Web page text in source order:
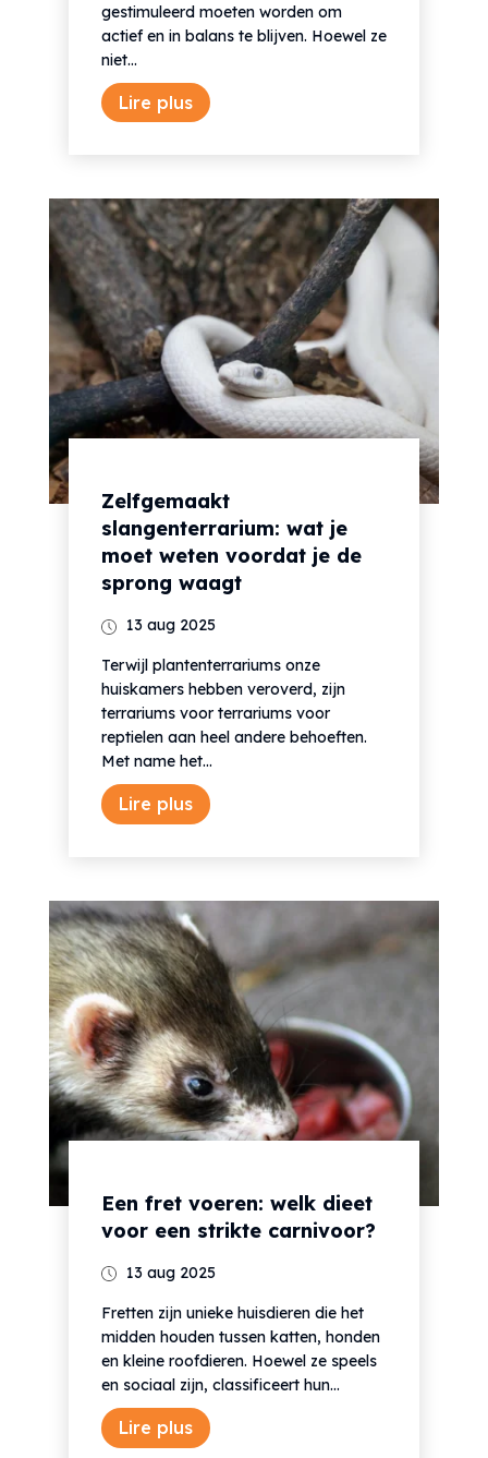
gestimuleerd moeten worden om
actief en in balans te blijven. Hoewel ze
niet...
Lire plus
Zelfgemaakt
slangenterrarium: wat je
moet weten voordat je de
sprong waagt
13 aug 2025
Terwijl plantenterrariums onze
huiskamers hebben veroverd, zijn
terrariums voor terrariums voor
reptielen aan heel andere behoeften.
Met name het...
Lire plus
Een fret voeren: welk dieet
voor een strikte carnivoor?
13 aug 2025
Fretten zijn unieke huisdieren die het
midden houden tussen katten, honden
en kleine roofdieren. Hoewel ze speels
en sociaal zijn, classificeert hun...
Lire plus